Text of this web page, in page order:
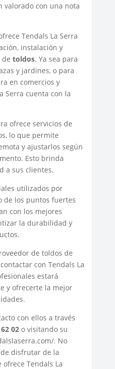
valorado con una nota
Tendals La Serra
instalación y
toldos. Ya sea para
y jardines, o para
en comercios y
Serra cuenta con la
ofrece servicios de
lo que permite
y ajustarlos según
Esto brinda
a sus clientes.
utilizados por
de los puntos fuertes
con los mejores
la durabilidad y
de toldos de
con Tendals La
estará
y ofrecerte la mejor
con ellos a través
02o visitando su
. No
disfrutar de la
Tendals La